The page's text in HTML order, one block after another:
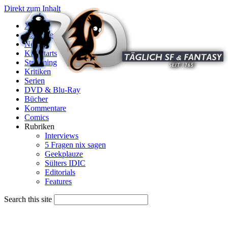
Direkt zum Inhalt
X
Startseite
News
Kinostarts
Streaming
Kritiken
Serien
DVD & Blu-Ray
Bücher
Kommentare
Comics
Rubriken
Interviews
5 Fragen nix sagen
Geekplauze
Sülters IDIC
Editorials
Features
Search this site